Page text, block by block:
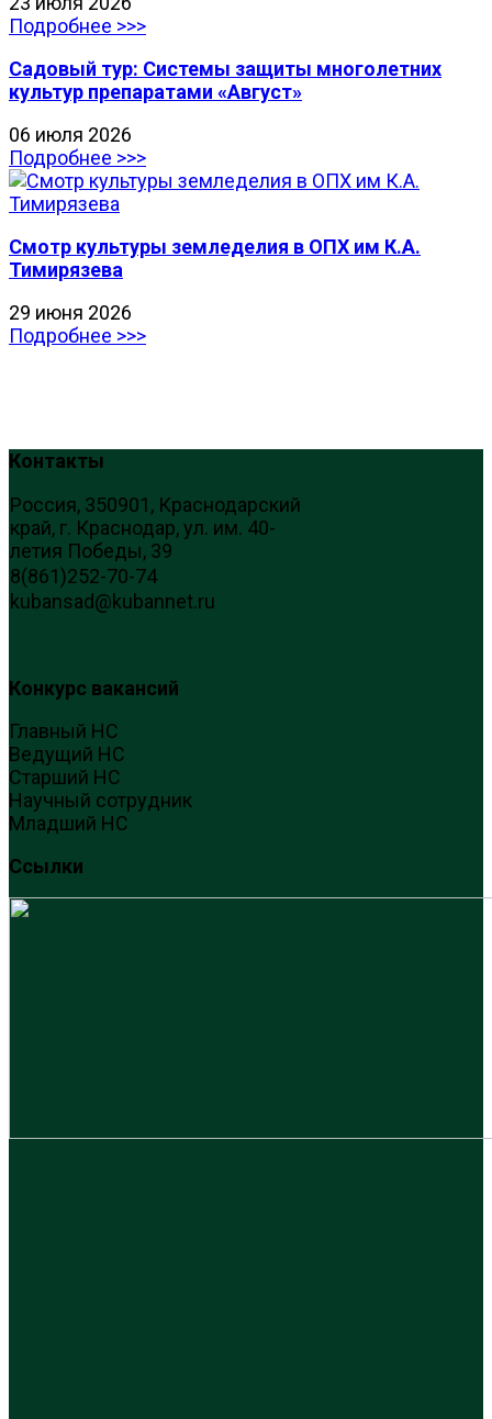
Подробнее >>>
Садовый тур: Системы защиты многолетних
культур препаратами «Август»
06 июля 2026
Подробнее >>>
Смотр культуры земледелия в ОПХ им К.А.
Тимирязева
29 июня 2026
Подробнее >>>
Контакты
Россия, 350901, Краснодарский
край, г. Краснодар, ул. им. 40-
летия Победы, 39
8(861)252-70-74
kubansad@kubannet.ru
Конкурс вакансий
Главный НС
Ведущий НС
Старший НС
Научный сотрудник
Младший НС
Ссылки